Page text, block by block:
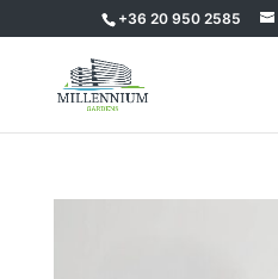
+36 20 950 2585